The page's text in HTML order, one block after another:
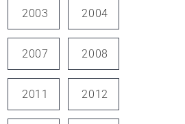
2003 2004
2007 2008
2011 2012